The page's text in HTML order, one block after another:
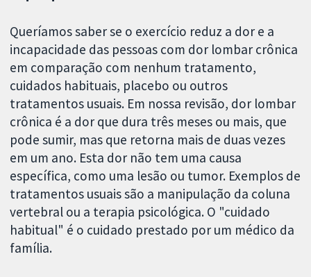
Queríamos saber se o exercício reduz a dor e a
incapacidade das pessoas com dor lombar crônica
em comparação com nenhum tratamento,
cuidados habituais, placebo ou outros
tratamentos usuais. Em nossa revisão, dor lombar
crônica é a dor que dura três meses ou mais, que
pode sumir, mas que retorna mais de duas vezes
em um ano. Esta dor não tem uma causa
específica, como uma lesão ou tumor. Exemplos de
tratamentos usuais são a manipulação da coluna
vertebral ou a terapia psicológica. O "cuidado
habitual" é o cuidado prestado por um médico da
família.